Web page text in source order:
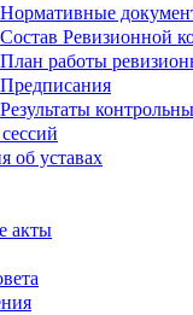
Нормативные
Состав Ревизионной
План работы
Предписания
Результаты
об уставах
акты